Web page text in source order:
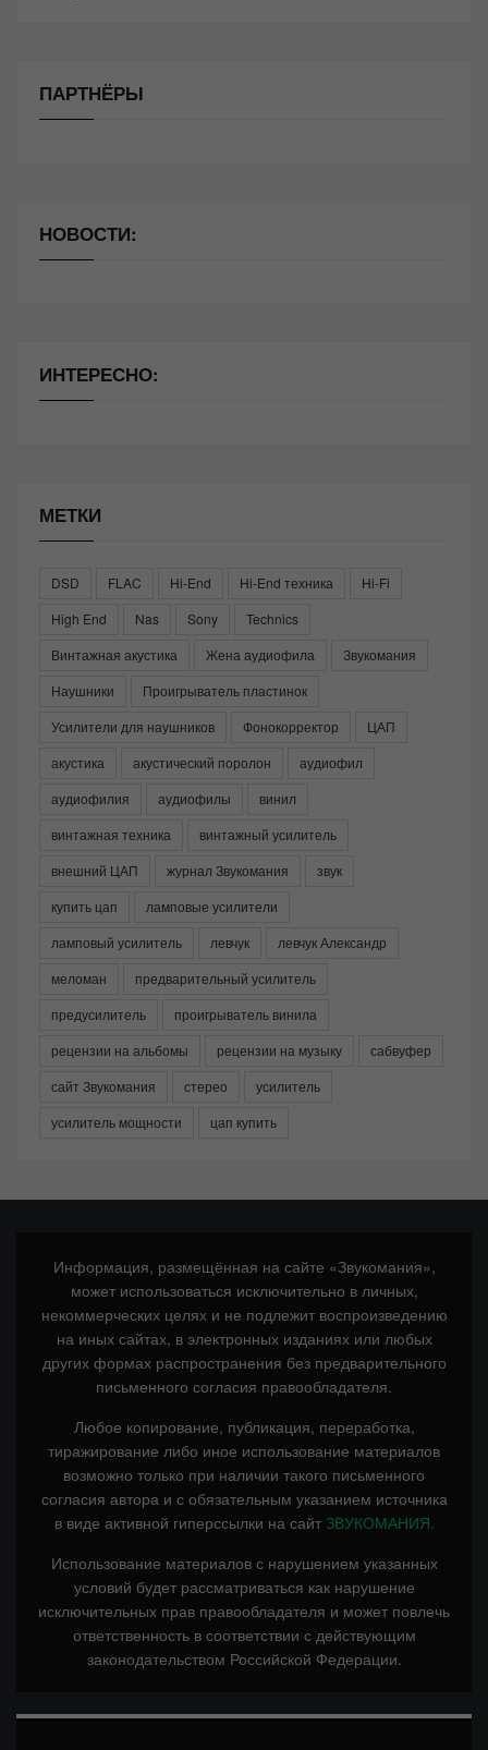
ПАРТНЁРЫ
НОВОСТИ:
ИНТЕРЕСНО:
МЕТКИ
DSD FLAC Hi-End Hi-End техника
Hi-Fi
High End
Nas Sony
Technics
Винтажная акустика
Жена аудиофила
Звукомания
Наушники
Проигрыватель пластинок
Усилители для наушников
Фонокорректор
ЦАП
акустика
акустический поролон
аудиофил
аудиофилия
аудиофилы
винил
винтажная техника
винтажный усилитель
внешний ЦАП
журнал Звукомания
звук
купить цап
ламповые усилители
ламповый усилитель
левчук
левчук Александр
меломан
предварительный усилитель
предусилитель
проигрыватель винила
рецензии на альбомы
рецензии на музыку
сабвуфер
сайт Звукомания
стерео
усилитель
усилитель мощности
цап купить
Информация, размещённая на сайте «Звукомания»,
может использоваться исключительно в личных,
некоммерческих целях и не подлежит воспроизведению
на иных сайтах, в электронных изданиях или любых
других формах распространения без предварительного
письменного согласия правообладателя.
Любое копирование, публикация, переработка,
тиражирование либо иное использование материалов
возможно только при наличии такого письменного
согласия автора и с обязательным указанием источника
в виде активной гиперссылки на сайт ЗВУКОМАНИЯ.
Использование материалов с нарушением указанных
условий будет рассматриваться как нарушение
исключительных прав правообладателя и может повлечь
ответственность в соответствии с действующим
законодательством Российской Федерации.